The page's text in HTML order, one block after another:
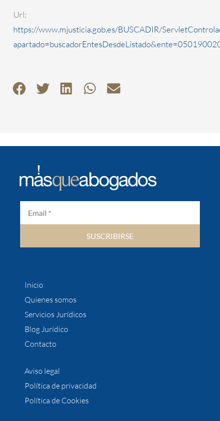
Url:
https://www.mjusticia.gob.es/BUSCADIR/
SUSCRIBIRSE
Inicio
Quienes somos
Servicios Jurídicos
Blog Jurídico
Contacto
Aviso legal
Política de privacidad
Política de Cookies